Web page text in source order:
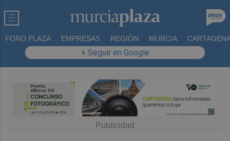
FORO PLAZA EMPRESAS REGIÓN MURCIA
+ Seguir en Google